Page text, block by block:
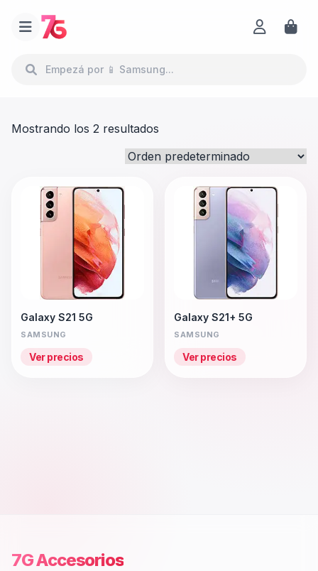
Mostrando los 2 resultados
Galaxy S21 5G
SAMSUNG
Ver precios
Galaxy S21+ 5G
SAMSUNG
Ver precios
7G Accesorios